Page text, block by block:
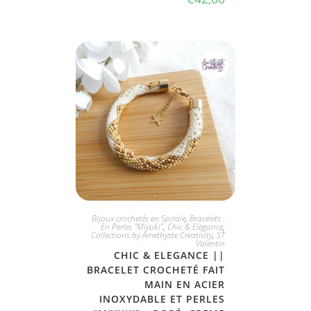
JE L'ADOPTE
Bijoux crochetés en Spirale, Bracelets :
En Perles "Miyuki",Chic & Elegance,
Collections by Amethyste Creativity, ST
Valentin
CHIC & ELEGANCE ||
BRACELET CROCHETÉ FAIT
MAIN EN ACIER
INOXYDABLE ET PERLES